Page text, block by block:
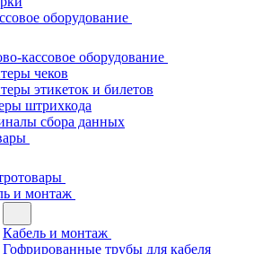
оборудование
кассовое оборудование
чеков
этикеток и билетов
штрихкода
сбора данных
и монтаж
Кабель и монтаж
Гофрированные трубы для кабеля